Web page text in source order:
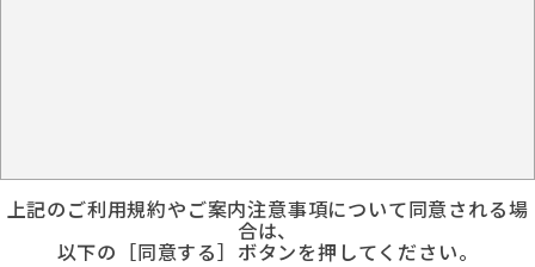
上記のご利用規約やご案内注意事項について同意される場
合は、
以下の［同意する］ボタンを押してください。